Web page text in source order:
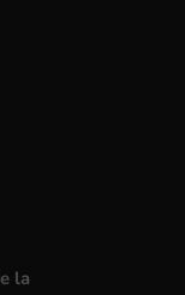
la